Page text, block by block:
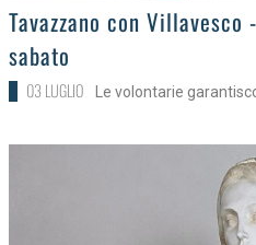
>
Tavazzano con
sabato
03 LUGLIO Le volontarie